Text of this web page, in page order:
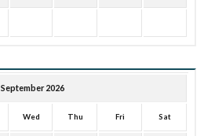
September 2026
Wed Thu Fri Sat